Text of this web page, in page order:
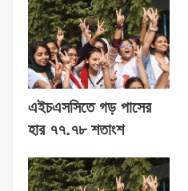
এইচএসসিতে গড় পাসের
হার ৭৭.৭৮ শতাংশ